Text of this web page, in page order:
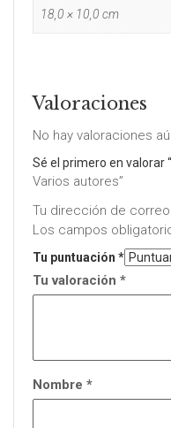
18,0 × 10,0 cm
Valoraciones
No hay valoraciones
Sé el primero en valorar “
Varios autores”
Tu dirección de
Los campos
Tu puntuación *
Tu valoración *
Nombre *